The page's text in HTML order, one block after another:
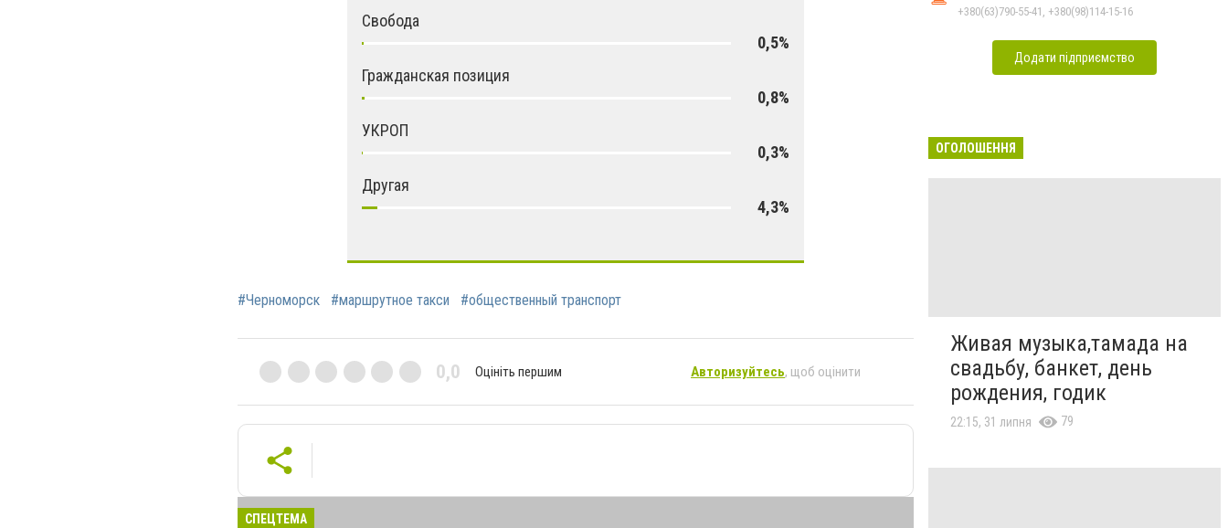
Свобода
0,5%
Гражданская позиция
0,8%
УКРОП
0,3%
Другая
4,3%
#Черноморск #маршрутное такси #общественный транспорт
0,0 Оцініть першим Авторизуйтесь, щоб оцінити
СПЕЦТЕМА
+380(63)790-55-41, +380(98)114-15-16
Додати підприємство
ОГОЛОШЕННЯ
Живая музыка,тамада на
свадьбу, банкет, день
рождения, годик
22:15, 31 липня 79